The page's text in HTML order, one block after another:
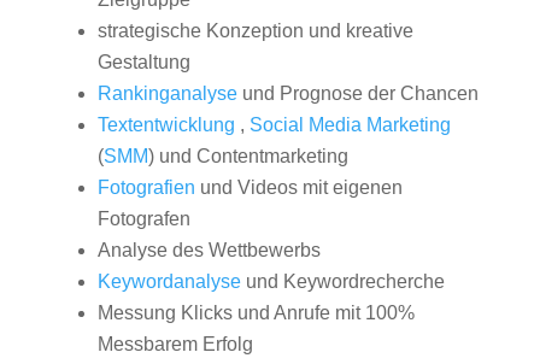
strategische Konzeption und kreative
Gestaltung
Rankinganalyseund Prognose der Chancen
Textentwicklung , Social Media Marketing
(SMM) und Contentmarketing
Fotografien und Videos mit eigenen
Fotografen
Analyse des Wettbewerbs
Keywordanalyseund Keywordrecherche
Messung Klicks und Anrufe mit 100%
Messbarem Erfolg